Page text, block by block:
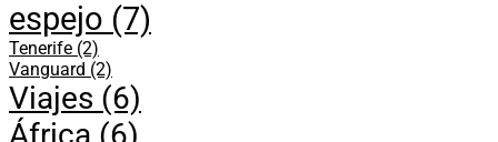
espejo (7)
Tenerife (2)
Vanguard (2)
Viajes (6)
África (6)